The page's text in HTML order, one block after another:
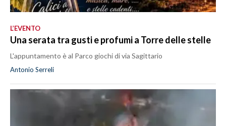
L’EVENTO
Una serata tra gusti e profumi a Torre delle stelle
L'appuntamento è al Parco giochi di via Sagittario
Antonio Serreli